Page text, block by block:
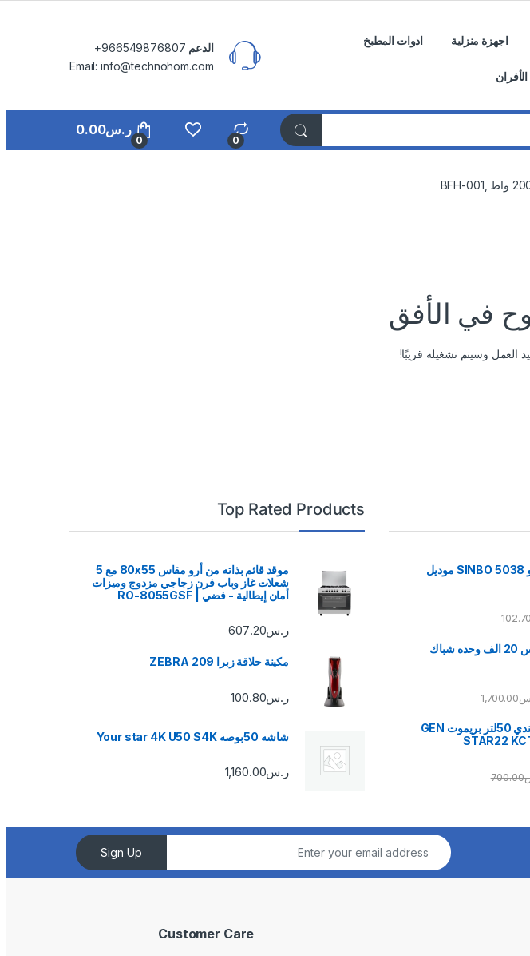
اجهزة منزلية ادوات المطبخ
الأفران
الدعم
Email: info@technohom.com
0
0
ر.س0.00
في الأفق
العمل وسيتم تشغيله قريبًا!
سخان 1 عين سينبو 5038 SINBO موديل
مكيف وستنج هاوس 20 الف وحده شباك
1,700.00
مكيف صحراوي هندي 50لتر بريموت GEN
STAR22
700.00
Top Rated Products
موقد قائم بذاته من أرو مقاس 80x55 مع 5
شعلات غاز وباب فرن زجاجي مزدوج وميزات
أمان إيطالية - فضي | RO-8055GSF
ر.س607.20
مكينة حلاقة زبرا 209 ZEBRA
ر.س100.80
شاشه 50بوصه Your star 4K U50 S4K
ر.س1,160.00
Sign Up
Customer Care